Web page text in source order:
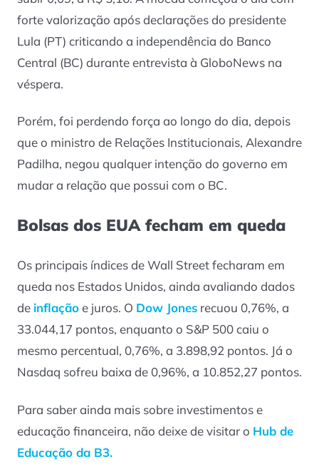
forte valorização após declarações do presidente
Lula (PT) criticando a independência do Banco
Central (BC) durante entrevista à GloboNews na
véspera.
Porém, foi perdendo força ao longo do dia, depois
que o ministro de Relações Institucionais, Alexandre
Padilha, negou qualquer intenção do governo em
mudar a relação que possui com o BC.
Bolsas dos EUA fecham em queda
Os principais índices de Wall Street fecharam em
queda nos Estados Unidos, ainda avaliando dados
de inflaçãoe juros. O Dow Jones recuou 0,76%, a
33.044,17 pontos, enquanto o S&P 500 caiu o
mesmo percentual, 0,76%, a 3.898,92 pontos. Já o
Nasdaq sofreu baixa de 0,96%, a 10.852,27 pontos.
Para saber ainda mais sobre investimentos e
educação financeira, não deixe de visitar o Hub de
Educação da B3.